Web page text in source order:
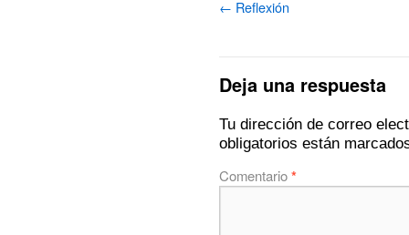
← Reflexión
Deja una respuesta
Tu dirección de correo
obligatorios están
Comentario*